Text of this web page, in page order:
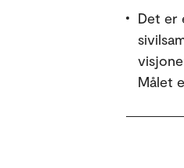
Det er
Målet